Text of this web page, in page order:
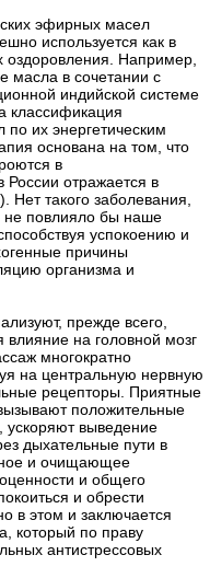
эфирных масел
используется как в
оздоровления. Например,
масла в сочетании с
индийской системе
классификация
их энергетическим
основана на том, что
в
отражается в
Нет такого заболевания,
не повлияло бы наше
успокоению и
причины
организма и
прежде всего,
влияние на головной мозг
многократно
на центральную нервную
рецепторы. Приятные
положительные
выведение
дыхательные пути в
и очищающее
и общего
и обрести
в этом и заключается
который по праву
антистрессовых